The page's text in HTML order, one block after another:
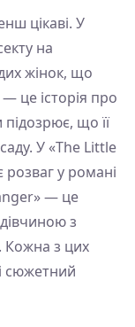
цікаві. У
на
жінок, що
це історія про
що її
У «The Little
у романі
— це
з
Кожна з цих
сюжетний